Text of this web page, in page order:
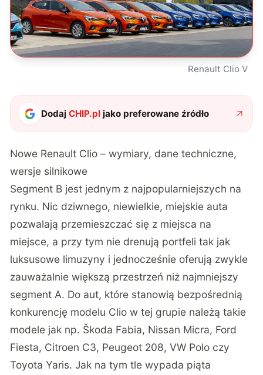
Renault Clio V
DodajCHIP.pl jako preferowane źródło
Nowe Renault Clio – wymiary, dane techniczne,
wersje silnikowe
Segment B jest jednym z najpopularniejszych na
rynku. Nic dziwnego, niewielkie, miejskie auta
pozwalają przemieszczać się z miejsca na
miejsce, a przy tym nie drenują portfeli tak jak
luksusowe limuzyny i jednocześnie oferują zwykle
zauważalnie większą przestrzeń niż najmniejszy
segment A. Do aut, które stanowią bezpośrednią
konkurencję modelu Clio w tej grupie należą takie
modele jak np. Škoda Fabia, Nissan Micra, Ford
Fiesta, Citroen C3, Peugeot 208, VW Polo czy
Toyota Yaris. Jak na tym tle wypada piąta